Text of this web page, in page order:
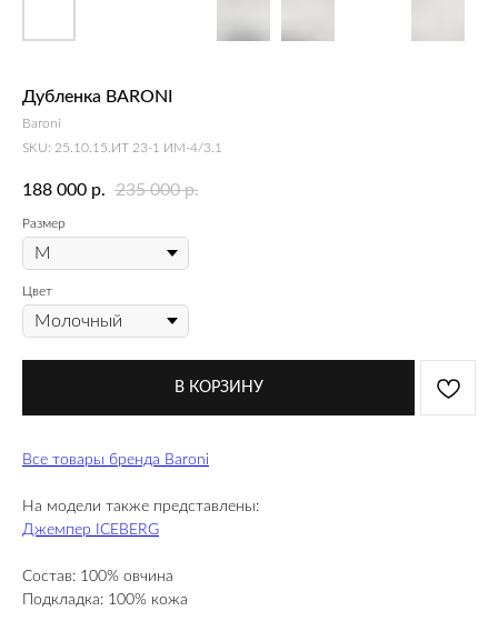
Дубленка BARONI
Baroni
SKU: 25.10.15.ИТ 23-1 ИМ-4/3.1
188 000 р. 235 000 р.
Размер
Цвет
В КОРЗИНУ
Все товары бренда Baroni
На модели также представлены:
Джемпер ICEBERG
Состав: 100% овчина
Подкладка: 100% кожа